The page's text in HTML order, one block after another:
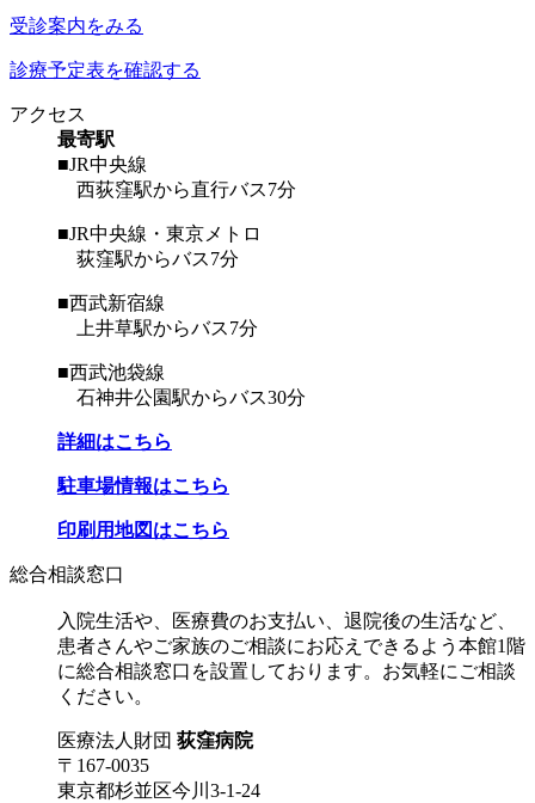
受診案内をみる
診療予定表を確認する
アクセス
最寄駅
■JR中央線
西荻窪駅から直行バス7分
■JR中央線・東京メトロ
荻窪駅からバス7分
■西武新宿線
上井草駅からバス7分
■西武池袋線
石神井公園駅からバス30分
詳細はこちら
駐車場情報はこちら
印刷用地図はこちら
総合相談窓口
入院生活や、医療費のお支払い、退院後の生活など、
患者さんやご家族のご相談にお応えできるよう本館1階
に総合相談窓口を設置しております。お気軽にご相談
ください。
医療法人財団 荻窪病院
〒167-0035
東京都杉並区今川3-1-24